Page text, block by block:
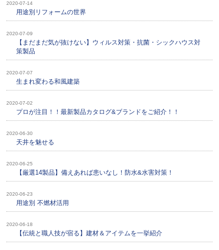
2020-07-14
用途別リフォームの世界
2020-07-09
【まだまだ気が抜けない】ウィルス対策・抗菌・シックハウス対
策製品
2020-07-07
生まれ変わる和風建築
2020-07-02
プロが注目！！最新製品カタログ&ブランドをご紹介！！
2020-06-30
天井を魅せる
2020-06-25
【厳選14製品】備えあれば患いなし！防水&水害対策！
2020-06-23
用途別 不燃材活用
2020-06-18
【伝統と職人技が宿る】建材＆アイテムを一挙紹介